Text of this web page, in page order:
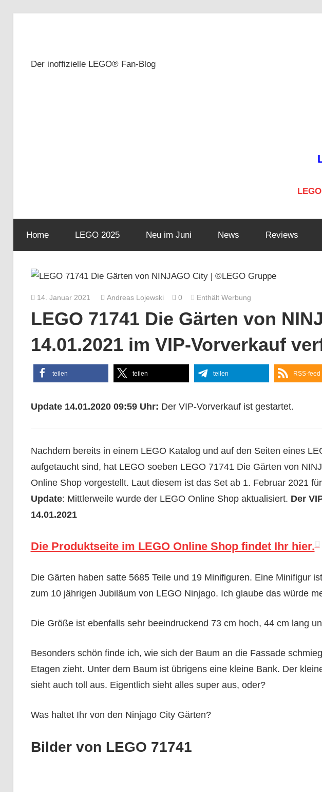
Der inoffizielle LEGO® Fan-Blog
Home LEGO 2025 Neu im Juni News Reviews
14. Januar 2021 Andreas Lojewski 0 Enthält Werbung
LEGO 71741 Die Gärten von
14.01.2021 im VIP-Vorverkauf
teilen teilen teilen RSS-feed
Update 14.01.2020 09:59 Uhr: Der VIP-Vorverkauf ist gestartet.
Nachdem bereits in einem LEGO Katalog und auf den Seiten eines
aufgetaucht sind, hat LEGO soeben LEGO 71741 Die Gärten von
Online Shop vorgestellt. Laut diesem ist das Set ab 1. Februar 2021
Update: Mittlerweile wurde der LEGO Online Shop aktualisiert. Der
14.01.2021
Die Produktseite im LEGO Online Shop findet Ihr hier.
Die Gärten haben satte 5685 Teile und 19 Minifiguren. Eine Minifigur
zum 10 jährigen Jubiläum von LEGO Ninjago. Ich glaube das würde
Die Größe ist ebenfalls sehr beeindruckend 73 cm hoch, 44 cm lang
Besonders schön finde ich, wie sich der Baum an die Fassade
Etagen zieht. Unter dem Baum ist übrigens eine kleine Bank. Der
sieht auch toll aus. Eigentlich sieht alles super aus, oder?
Was haltet Ihr von den Ninjago City Gärten?
Bilder von LEGO 71741